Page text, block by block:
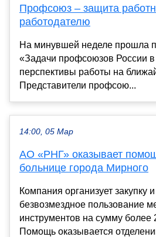
Профсоюз – защита
работодателю
На минувшей неделе прошла
«Задачи профсоюзов России
перспективы работы на
Представители профсою...
14:00, 05 Мар
АО «РНГ» оказывает
больнице города Мирного
Компания организует закупку
безвозмездное пользование
инструментов на сумму более
Помощь оказывается